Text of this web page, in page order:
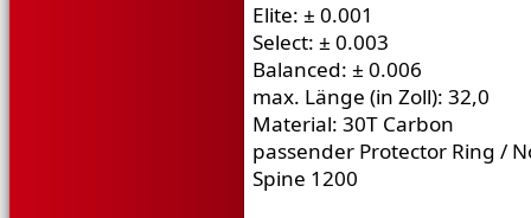
Elite: ± 0.001
Select: ± 0.003
Balanced: ± 0.006
max. Länge (in Zoll): 32,0
Material: 30T Carbon
passender Protector Ring /
Spine 1200